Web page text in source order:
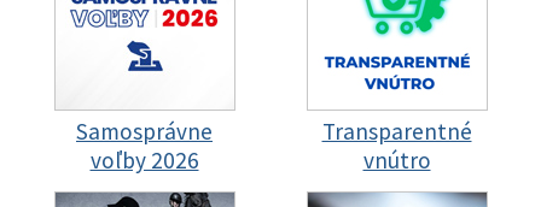
Samosprávne
voľby 2026
Transparentné
vnútro